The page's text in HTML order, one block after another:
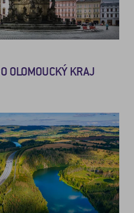
OLOMOUCKÝ KRAJ